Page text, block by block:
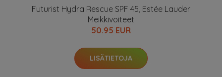
Futurist Hydra Rescue SPF 45, Estée Lauder
Meikkivoiteet
50.95 EUR
LISÄTIETOJA